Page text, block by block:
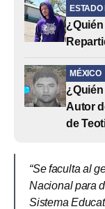
ESTADO
MÉXICO
Autor
de
“Se faculta al
Nacional para
Sistema